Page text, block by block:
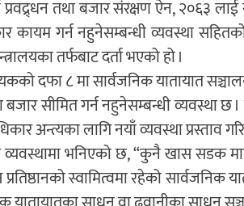
प्रवद्र्धन तथा बजार संरक्षण ऐन, २०६३
कायम गर्न नहुनेसम्बन्धी व्यवस्था
तर्फबाट दर्ता भएको हो ।
दफा ८ मा सार्वजनिक यातायात
बजार सीमित गर्न नहुनेसम्बन्धी व्यवस्था छ
अन्त्यका लागि नयाँ व्यवस्था प्रस्ताव
व्यवस्थामा भनिएको छ, “कुनै खास सडक
स्वामित्वमा रहेको सार्वजनिक